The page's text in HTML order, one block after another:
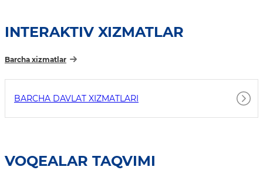
INTERAKTIV XIZMATLAR
Barcha xizmatlar
BARCHA DAVLAT XIZMATLARI
VOQEALAR TAQVIMI